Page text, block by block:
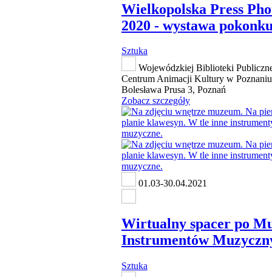
Wielkopolska Press
2020 - wystawa
Sztuka
Wojewódzkiej Biblioteki
Centrum Animacji Kultury w
Bolesława Prusa 3, Poznań
Zobacz szczegóły
01.03-30.04.2021
Wirtualny spacer po
Instrumentów
Sztuka